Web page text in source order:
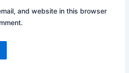
and website in this browser